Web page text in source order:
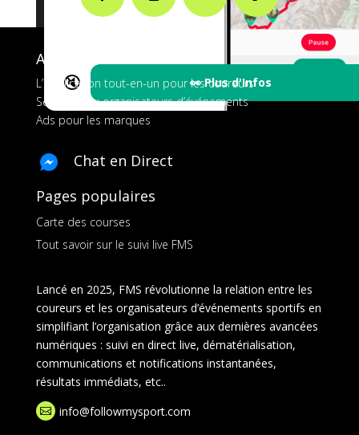
🔇 👀 Plus d'Infos
A propos de FMS
L’application tout-en-un pour les coureurs
Services aux organisateurs d’événements
Ads pour les marques
Chat en Direct
Pages populaires
Carte des courses
Tout savoir sur le suivi live FMS
Lancé en 2025, FMS révolutionne la relation entre les
coureurs et les organisateurs d’événements sportifs en
simplifiant l’organisation grâce aux dernières avancées
numériques : suivi en direct live, dématérialisation,
communications et notifications instantanées,
résultats immédiats, etc..
 info@followmysport.com